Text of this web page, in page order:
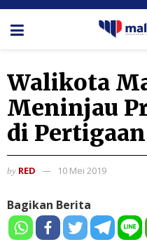
Walikota
Meninjau
di
by RED 10 Mei 2019
Bagikan Berita